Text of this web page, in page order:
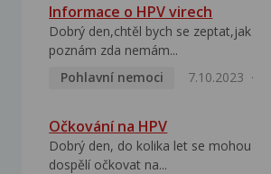
Informace o HPV virech
Dobrý den,chtěl bych se zeptat,jak
poznám zda nemám...
Pohlavní nemoci
7.10.2023
Očkování na HPV
Dobrý den, do kolika let se mohou
dospělí očkovat na...